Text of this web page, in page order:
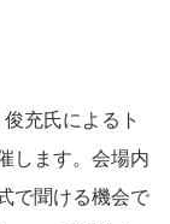
充氏によるト
します。会場内
で聞ける機会で